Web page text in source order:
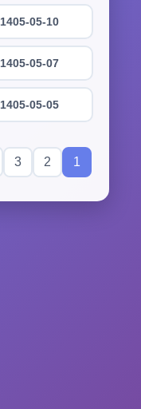
1405-05-10
1405-05-07
1405-05-05
1
2
3